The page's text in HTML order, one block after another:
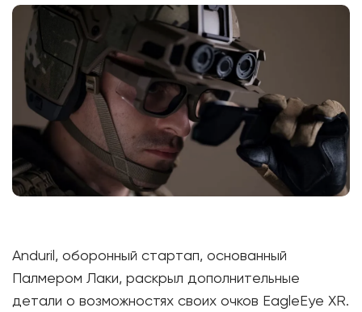
Anduril, оборонный стартап, основанный
Палмером Лаки, раскрыл дополнительные
детали о возможностях своих очков EagleEye XR.